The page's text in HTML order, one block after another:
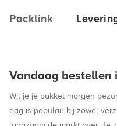
Packlink
Vandaag bestellen
Wil je je pakket morgen
dag is populair bij zowel